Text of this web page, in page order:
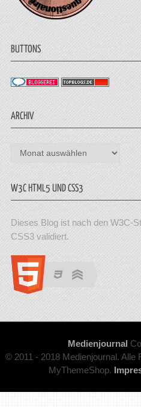
BUTTONS
ARCHIV
Archiv
W3C HTML5 UND CSS3
Dieses Blog ist nach den W3C-
CSS3 validiert.
Medienjournal
© 2011 - 2018 Medienjournal. Alle
MyThemeShop.